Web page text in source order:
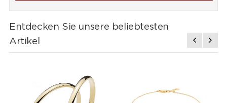
Entdecken Sie unsere beliebtesten
Artikel